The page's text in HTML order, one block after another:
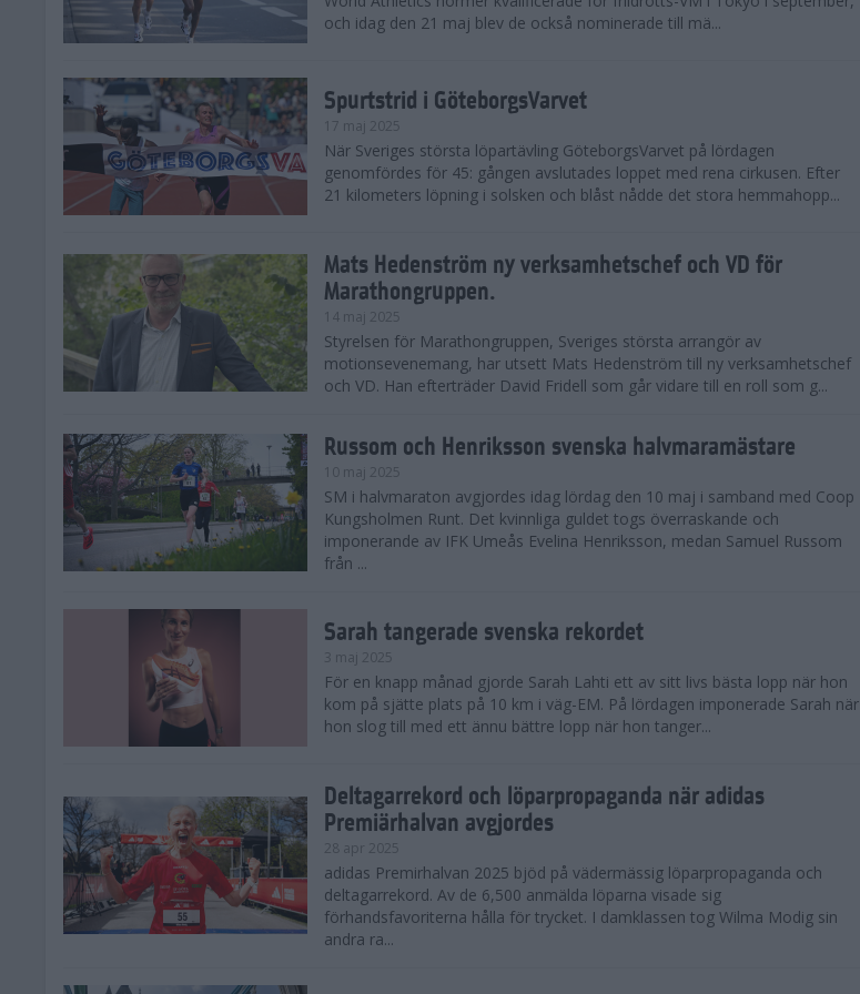
och idag den 21 maj blev de också nominerade till mä...
Spurtstrid i GöteborgsVarvet
17 maj 2025
När Sveriges största löpartävling GöteborgsVarvet på lördagen
genomfördes för 45: gången avslutades loppet med rena cirkusen. Efter
21 kilometers löpning i solsken och blåst nådde det stora hemmahopp...
Mats Hedenström ny verksamhetschef och VD för
Marathongruppen.
14 maj 2025
Styrelsen för Marathongruppen, Sveriges största arrangör av
motionsevenemang, har utsett Mats Hedenström till ny verksamhetschef
och VD. Han efterträder David Fridell som går vidare till en roll som g...
Russom och Henriksson svenska halvmaramästare
10 maj 2025
SM i halvmaraton avgjordes idag lördag den 10 maj i samband med Coop
Kungsholmen Runt. Det kvinnliga guldet togs överraskande och
imponerande av IFK Umeås Evelina Henriksson, medan Samuel Russom
från ...
Sarah tangerade svenska rekordet
3 maj 2025
För en knapp månad gjorde Sarah Lahti ett av sitt livs bästa lopp när hon
kom på sjätte plats på 10 km i väg-EM. På lördagen imponerade Sarah när
hon slog till med ett ännu bättre lopp när hon tanger...
Deltagarrekord och löparpropaganda när adidas
Premiärhalvan avgjordes
28 apr 2025
adidas Premirhalvan 2025 bjöd på vädermässig löparpropaganda och
deltagarrekord. Av de 6,500 anmälda löparna visade sig
förhandsfavoriterna hålla för trycket. I damklassen tog Wilma Modig sin
andra ra...